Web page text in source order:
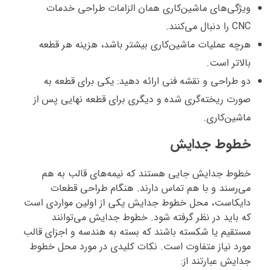
ویژگی‌های ماشین‌کاری همان الزامات طراحی خدمات
CNC را دنبال می‌کنند.
هرچه عملیات ماشین‌کاری بیشتر باشد، هزینه هر قطعه
بالاتر است.
دو طراحی و نقشه فنی ارائه دهید: یکی برای قطعه به
صورت ریخته‌گری شده و دیگری برای قطعه نهایی پس از
ماشین‌کاری.
خطوط جدایش
خطوط جدایش جایی هستند که نیمه‌های قالب به هم
می‌رسند و با هم تماس دارند. هنگام طراحی قطعات
دایکاست، محل خطوط جدایش یکی از اولین مواردی است
که باید در نظر گرفته شود. خطوط جدایش می‌توانند
مستقیم یا شکسته باشند که بسته به هندسه و اجزای قالب
مورد نیاز متفاوت است. نکات کلیدی در مورد محل خطوط
جدایش عبارتند از: